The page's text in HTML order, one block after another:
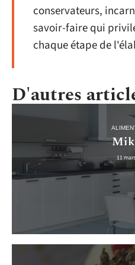
conservateurs,
savoir-faire qui
chaque étape de
D'autres
11